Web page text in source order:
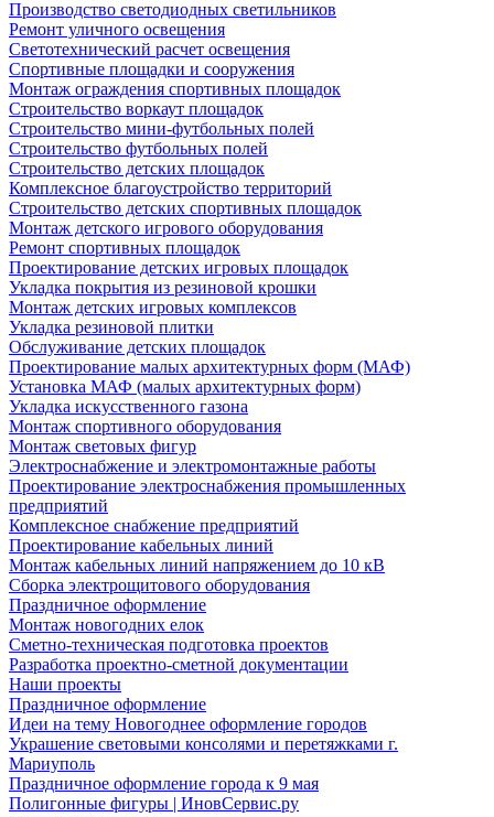
Производство светодиодных светильников
Ремонт уличного освещения
Светотехнический расчет освещения
Спортивные площадки и сооружения
Монтаж ограждения спортивных площадок
Строительство воркаут площадок
Строительство мини-футбольных полей
Строительство футбольных полей
Строительство детских площадок
Комплексное благоустройство территорий
Строительство детских спортивных площадок
Монтаж детского игрового оборудования
Ремонт спортивных площадок
Проектирование детских игровых площадок
Укладка покрытия из резиновой крошки
Монтаж детских игровых комплексов
Укладка резиновой плитки
Обслуживание детских площадок
Проектирование малых архитектурных форм (МАФ)
Установка МАФ (малых архитектурных форм)
Укладка искусственного газона
Монтаж спортивного оборудования
Монтаж световых фигур
Электроснабжение и электромонтажные работы
Проектирование электроснабжения промышленных
предприятий
Комплексное снабжение предприятий
Проектирование кабельных линий
Монтаж кабельных линий напряжением до 10 кВ
Сборка электрощитового оборудования
Праздничное оформление
Монтаж новогодних елок
Сметно-техническая подготовка проектов
Разработка проектно-сметной документации
Наши проекты
Праздничное оформление
Идеи на тему Новогоднее оформление городов
Украшение световыми консолями и перетяжками г.
Мариуполь
Праздничное оформление города к 9 мая
Полигонные фигуры | ИновСервис.ру